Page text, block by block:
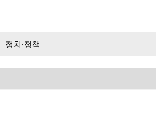
정치·정책